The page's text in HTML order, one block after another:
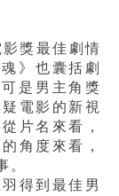
獎最佳劇情
》也囊括劇
是男主角獎
電影的新視
片名來看，
角度來看，
。
得到最佳男